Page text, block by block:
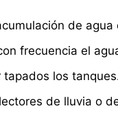
de
frecuencia el
tapados los
de lluvia o